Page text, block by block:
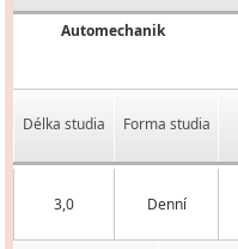
Automechanik
Délka studia Forma studia
3,0 Denní